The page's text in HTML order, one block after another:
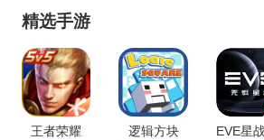
精选手游
王者荣耀
逻辑方块